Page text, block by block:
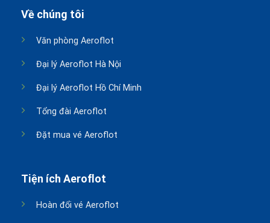
Về chúng tôi
Văn phòng Aeroflot
Đại lý Aeroflot Hà Nội
Đại lý Aeroflot Hồ Chí Minh
Tổng đài Aeroflot
Đặt mua vé Aeroflot
Tiện ích Aeroflot
Hoàn đổi vé Aeroflot